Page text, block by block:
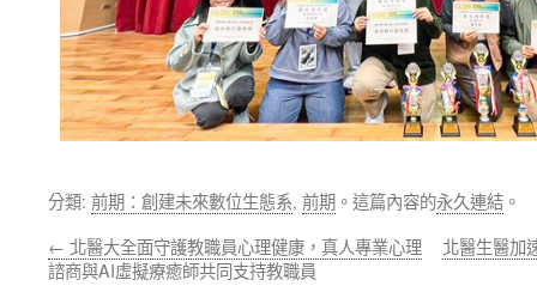
分類: 前期：創建未來數位生態系, 前期 。這篇內容的永久連結 。
← 北醫大全面守護教職員心理健康，真人專業心理
諮商與AI虛擬療癒師共同支持教職員
北醫生醫加